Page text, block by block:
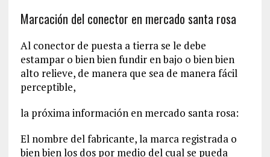
Marcación del conector en mercado santa rosa
Al conector de puesta a tierra se le debe
estampar o bien bien fundir en bajo o bien bien
alto relieve, de manera que sea de manera fácil
perceptible,
la próxima información en mercado santa rosa:
El nombre del fabricante, la marca registrada o
bien bien los dos por medio del cual se pueda